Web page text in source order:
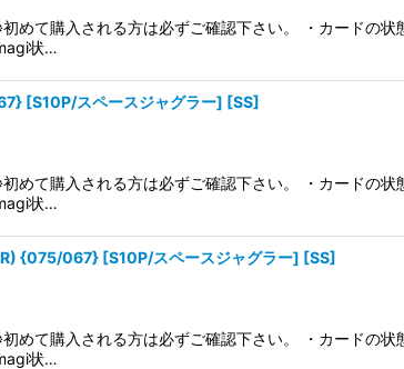
初めて購入される方は必ずご確認下さい。 ・カードの
状…
[S10P/スペースジャグラー] [SS]
初めて購入される方は必ずご確認下さい。 ・カードの
状…
{075/067} [S10P/スペースジャグラー] [SS]
初めて購入される方は必ずご確認下さい。 ・カードの
状…